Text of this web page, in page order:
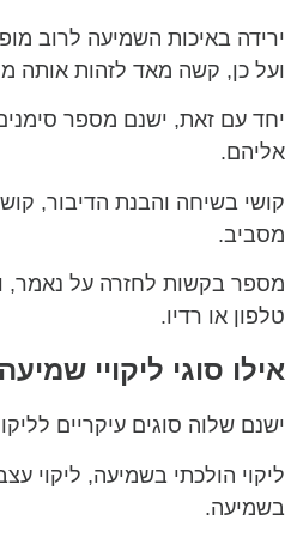
ירידה באיכות השמיעה לרוב
ועל כן, קשה מאד לזהות אותה
יחד עם זאת, ישנם מספר
אליהם.
קושי בשיחה והבנת הדיבור,
מסביב.
מספר בקשות לחזרה על נאמר,
טלפון או רדיו.
אילו סוגי ליקויי
ישנם שלוה סוגים עיקריים
ליקוי הולכתי בשמיעה, ליקוי
בשמיעה.